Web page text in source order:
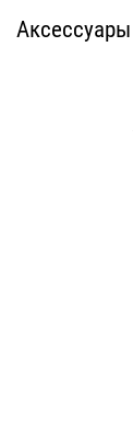
Аксессуары